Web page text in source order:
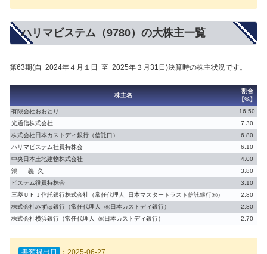
ハリマビステム（9780）の大株主一覧
第63期(自 2024年４月１日 至 2025年３月31日)決算時の株主状況です。
株主名
割合
【%】
有限会社おおとり
16.50
光通信株式会社
7.30
株式会社日本カストディ銀行（信託口）
6.80
ハリマビステム社員持株会
6.10
中央日本土地建物株式会社
4.00
鴻 義 久
3.80
ビステム役員持株会
3.10
三菱ＵＦＪ信託銀行株式会社（常任代理人 日本マスタートラスト信託銀行㈱）
2.80
株式会社みずほ銀行（常任代理人 ㈱日本カストディ銀行）
2.80
株式会社横浜銀行（常任代理人 ㈱日本カストディ銀行）
2.70
書類提出日 ：2025-06-27